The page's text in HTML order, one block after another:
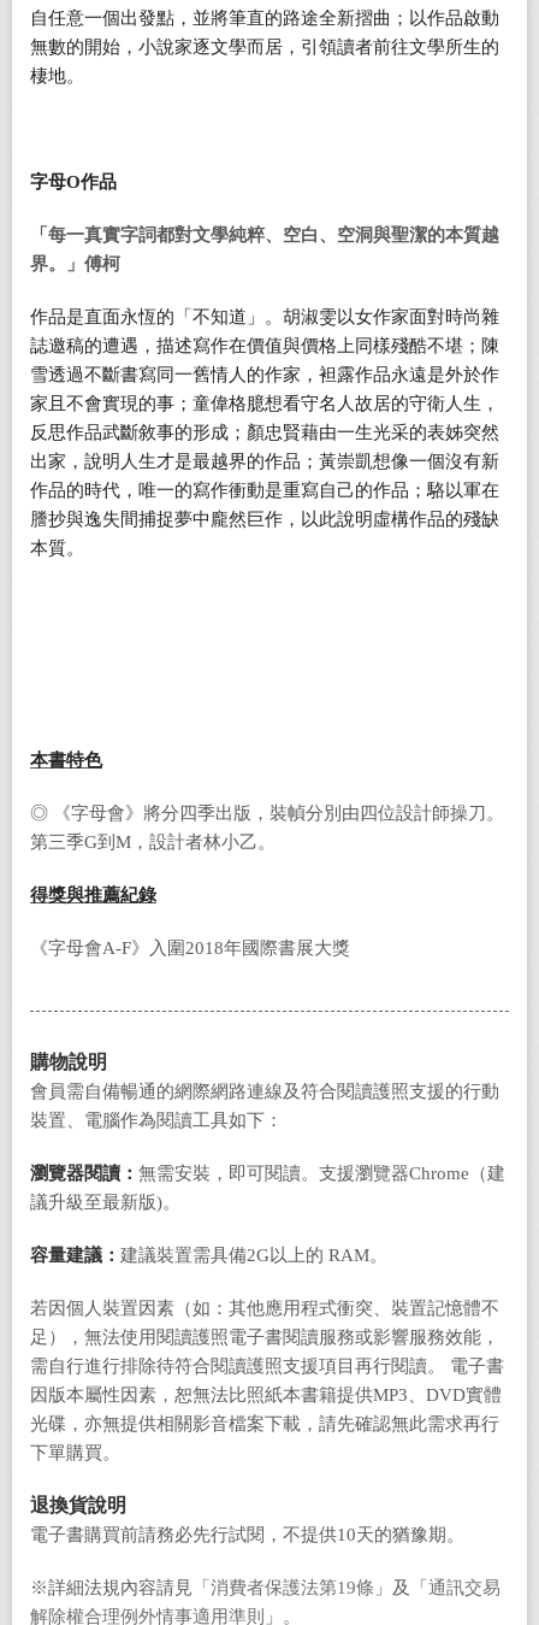
自任意一個出發點，並將筆直的路途全新摺曲；以作品啟動
無數的開始，小說家逐文學而居，引領讀者前往文學所生的
棲地。
字母O作品
「每一真實字詞都對文學純粹、空白、空洞與聖潔的本質越
界。」傅柯
作品是直面永恆的「不知道」。胡淑雯以女作家面對時尚雜
誌邀稿的遭遇，描述寫作在價值與價格上同樣殘酷不堪；陳
雪透過不斷書寫同一舊情人的作家，袒露作品永遠是外於作
家且不會實現的事；童偉格臆想看守名人故居的守衛人生，
反思作品武斷敘事的形成；顏忠賢藉由一生光采的表姊突然
出家，說明人生才是最越界的作品；黃崇凱想像一個沒有新
作品的時代，唯一的寫作衝動是重寫自己的作品；駱以軍在
謄抄與逸失間捕捉夢中龐然巨作，以此說明虛構作品的殘缺
本質。
本書特色
◎ 《字母會》將分四季出版，裝幀分別由四位設計師操刀。
第三季G到M，設計者林小乙。
得獎與推薦紀錄
《字母會A-F》入圍2018年國際書展大獎
購物說明
會員需自備暢通的網際網路連線及符合閱讀護照支援的行動
裝置、電腦作為閱讀工具如下：
瀏覽器閱讀： 無需安裝，即可閱讀。支援瀏覽器Chrome（建
議升級至最新版)。
容量建議： 建議裝置需具備2G以上的 RAM。
若因個人裝置因素（如：其他應用程式衝突、裝置記憶體不
足），無法使用閱讀護照電子書閱讀服務或影響服務效能，
需自行進行排除待符合閱讀護照支援項目再行閱讀。 電子書
因版本屬性因素，恕無法比照紙本書籍提供MP3、DVD實體
光碟，亦無提供相關影音檔案下載，請先確認無此需求再行
下單購買。
退換貨說明
電子書購買前請務必先行試閱，不提供10天的猶豫期。
※詳細法規內容請見「 消費者保護法第19條 」及「 通訊交易
解除權合理例外情事適用準則 」。